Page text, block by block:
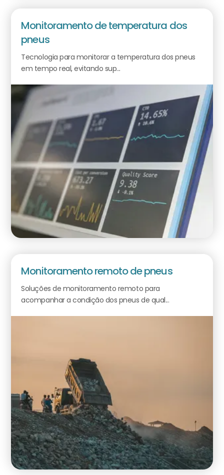
Monitoramento de temperatura dos
pneus
Tecnologia para monitorar a temperatura dos pneus
em tempo real, evitando sup...
Monitoramento remoto de pneus
Soluções de monitoramento remoto para
acompanhar a condição dos pneus de qual...